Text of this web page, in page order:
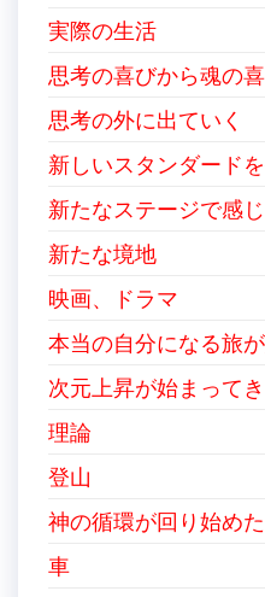
実際の生活
思考の喜びから魂の
思考の外に出ていく
新しいスタンダード
新たなステージで感
新たな境地
映画、ドラマ
本当の自分になる旅
次元上昇が始まって
理論
登山
神の循環が回り始めた
車